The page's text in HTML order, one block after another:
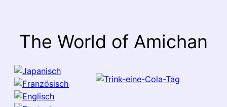
The World of Amichan